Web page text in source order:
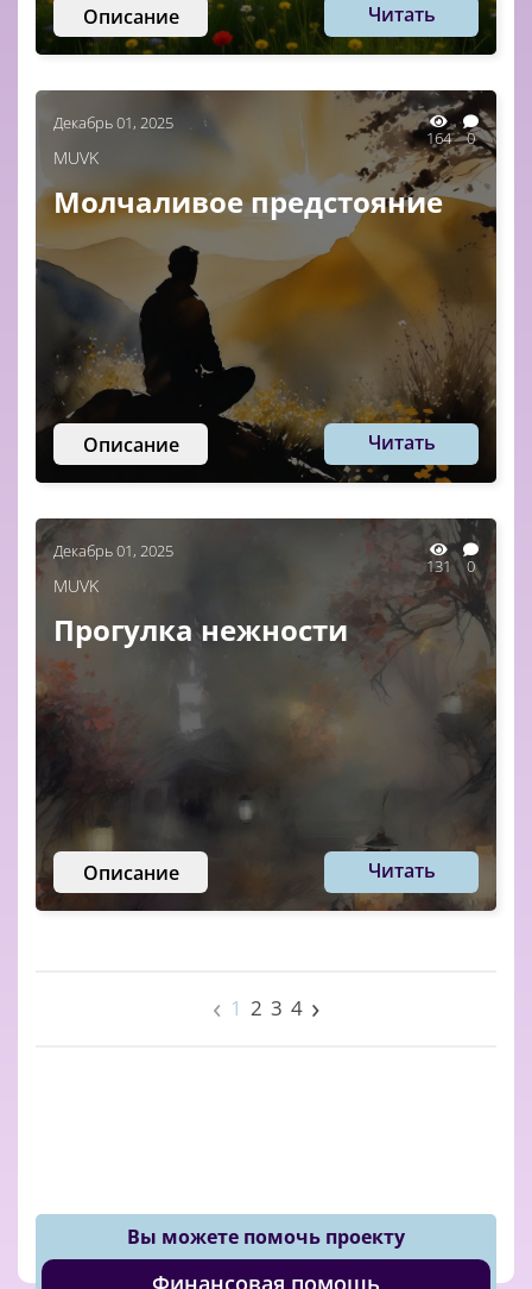
Описание Читать
Декабрь 01, 2025
164 0
MUVK
Молчаливое предстояние
Описание Читать
Декабрь 01, 2025
131 0
MUVK
Прогулка нежности
Описание Читать
‹ 1 2 3 4 ›
Вы можете помочь проекту
Финансовая помощь